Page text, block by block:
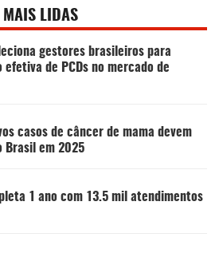
MAIS LIDAS
gestores brasileiros para
de PCDs no mercado de
casos de câncer de mama devem
Brasil em 2025
1 ano com 13.5 mil atendimentos